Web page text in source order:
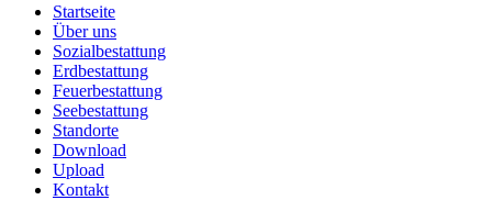
Startseite
Über uns
Sozialbestattung
Erdbestattung
Feuerbestattung
Seebestattung
Standorte
Download
Upload
Kontakt